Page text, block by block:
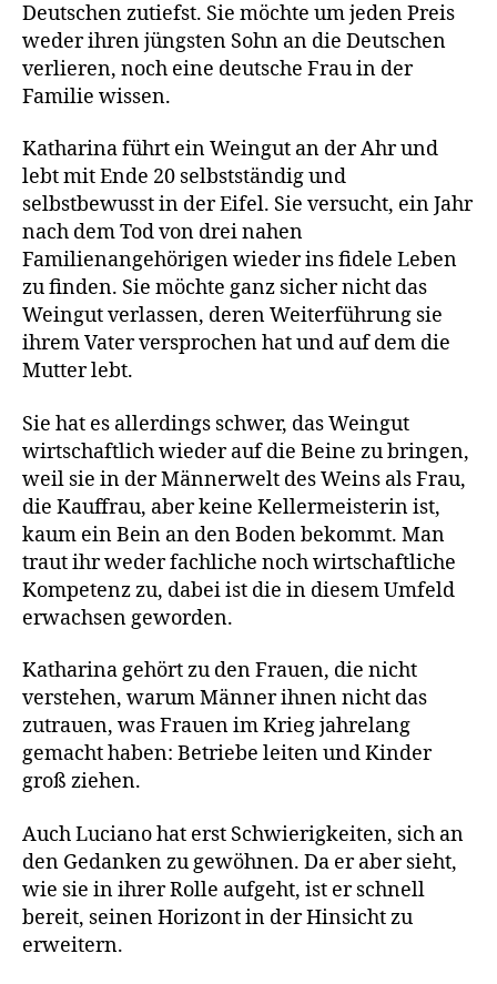
Deutschen zutiefst. Sie möchte um jeden Preis
weder ihren jüngsten Sohn an die Deutschen
verlieren, noch eine deutsche Frau in der
Familie wissen.
Katharina führt ein Weingut an der Ahr und
lebt mit Ende 20 selbstständig und
selbstbewusst in der Eifel. Sie versucht, ein Jahr
nach dem Tod von drei nahen
Familienangehörigen wieder ins fidele Leben
zu finden. Sie möchte ganz sicher nicht das
Weingut verlassen, deren Weiterführung sie
ihrem Vater versprochen hat und auf dem die
Mutter lebt.
Sie hat es allerdings schwer, das Weingut
wirtschaftlich wieder auf die Beine zu bringen,
weil sie in der Männerwelt des Weins als Frau,
die Kauffrau, aber keine Kellermeisterin ist,
kaum ein Bein an den Boden bekommt. Man
traut ihr weder fachliche noch wirtschaftliche
Kompetenz zu, dabei ist die in diesem Umfeld
erwachsen geworden.
Katharina gehört zu den Frauen, die nicht
verstehen, warum Männer ihnen nicht das
zutrauen, was Frauen im Krieg jahrelang
gemacht haben: Betriebe leiten und Kinder
groß ziehen.
Auch Luciano hat erst Schwierigkeiten, sich an
den Gedanken zu gewöhnen. Da er aber sieht,
wie sie in ihrer Rolle aufgeht, ist er schnell
bereit, seinen Horizont in der Hinsicht zu
erweitern.